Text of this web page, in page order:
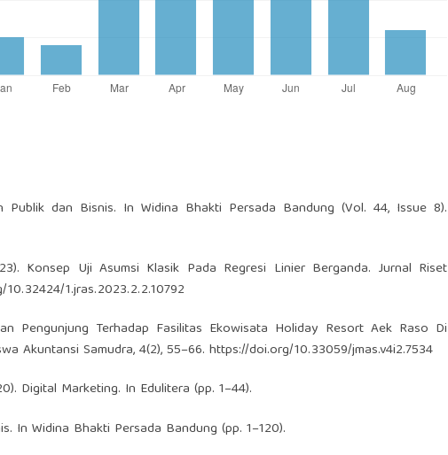
Publik dan Bisnis. In Widina Bhakti Persada Bandung (Vol. 44, Issue 8).
Konsep Uji Asumsi Klasik Pada Regresi Linier Berganda. Jurnal Riset
1.jras.2023.2.2.10792
Pengunjung Terhadap Fasilitas Ekowisata Holiday Resort Aek Raso Di
Akuntansi Samudra, 4(2), 55–66. https://doi.org/10.33059/jmas.v4i2.7534
Digital Marketing. In Edulitera (pp. 1–44).
In Widina Bhakti Persada Bandung (pp. 1–120).